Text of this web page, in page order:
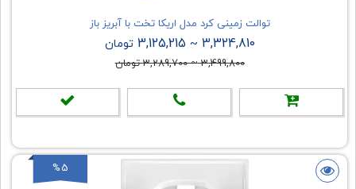
توالت زمینی کرد مدل اریکا تخت با آبریز باز
3,324,810
~
3,125,215 تومان
3,499,800
~
3,289,700تومان
%5